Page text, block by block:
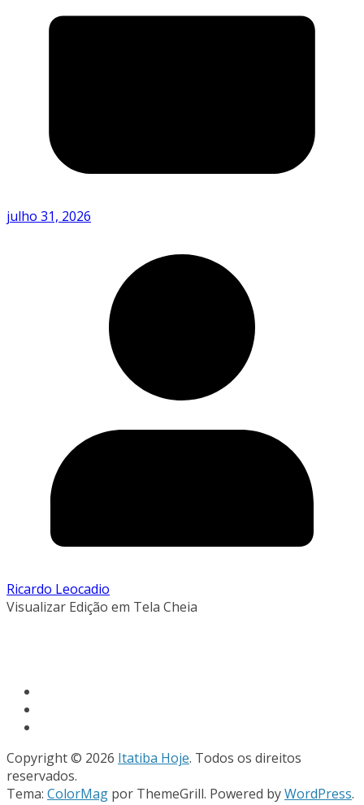
julho 31, 2026
Ricardo Leocadio
Visualizar Edição em Tela Cheia
Copyright © 2026 Itatiba Hoje. Todos os direitos
reservados.
Tema: ColorMag por ThemeGrill. Powered byWordPress.